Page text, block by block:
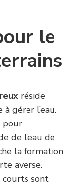
le
réside
gérer l’eau.
pour
de l’eau de
la formation
averse.
courts sont